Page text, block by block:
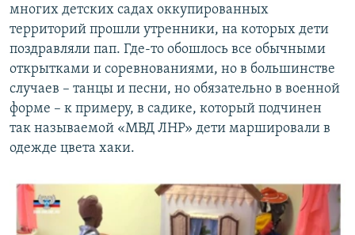
многих детских садах оккупированных
территорий прошли утренники, на которых дети
поздравляли пап. Где-то обошлось все обычными
открытками и соревнованиями, но в большинстве
случаев – танцы и песни, но обязательно в военной
форме – к примеру, в садике, который подчинен
так называемой «МВД ЛНР» дети маршировали в
одежде цвета хаки.